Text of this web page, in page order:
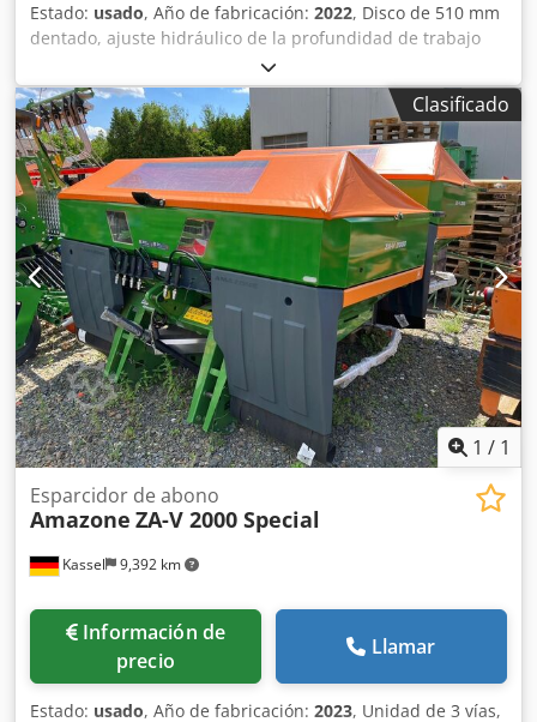
Estado: usado, Año de fabricación: 2022, Disco de 510 mm
dentado, ajuste hidráulico de la profundidad de trabajo
del grupo de discos / ajuste hidráulico de la profundidad
de trabajo de la unidad de nivelación, púas C-Mix-Ultra
para Ceus 50 / ajuste hidráulico de la profundidad de
trabajo del campo de púas con lanza hidráulica HD
CUCHILLA 80 mm / (14/K1) Cjdpfxotz Tplj Aqveha
Clasificado
1 / 1
Kassel 9,392 km
Esparcidor de abono
Amazone ZA-V 2000 Special
Información de
precio
Llamar
Estado: usado, Año de fabricación: 2023, Unidad de 3 vías,